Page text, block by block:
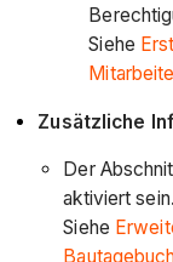
Siehe
Zusätzliche
Der
aktiviert sein.
Siehe